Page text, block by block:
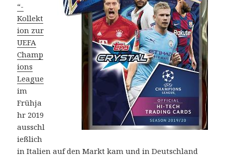
“-
Kollekt
ion zur
UEFA
Champ
ions
League
im
Frühja
hr 2019
ausschl
ießlich
in Italien auf den Markt kam und in Deutschland